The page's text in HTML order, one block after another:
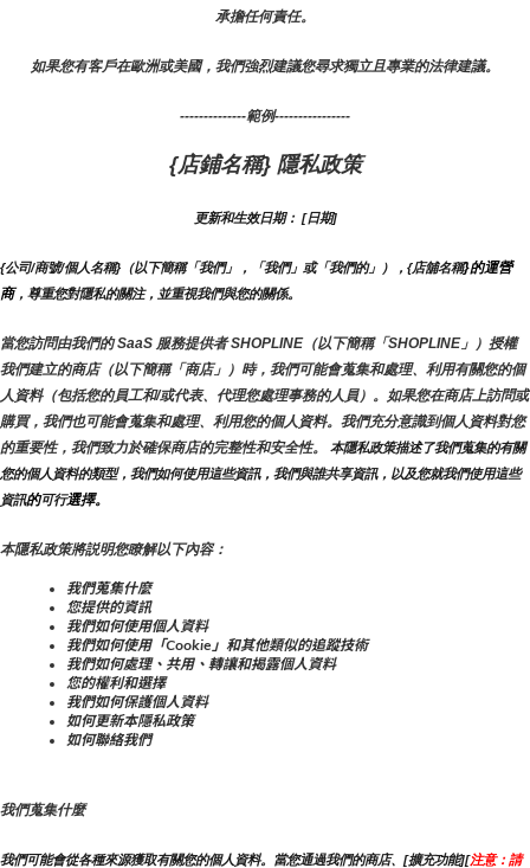
承擔任何責任。
如果您有客戶在歐洲或美國，我們強烈建議您尋求獨立且專業的法律建議。
--------------範例----------------
{店鋪名稱} 隱私政策
更新和生效日期： [日期]
{公司/商號/個人名稱}（以下簡稱「我們」，「我們」或「我們的」），{店舖名稱}的運營
商，尊重您對隱私的關注，並重視我們與您的關係。
當您訪問由我們的 SaaS 服務提供者 SHOPLINE（以下簡稱「SHOPLINE」）授權
我們建立的商店（以下簡稱「商店」）時，我們可能會蒐集和處理、利用有關您的個
人資料（包括您的員工和/或代表、代理您處理事務的人員）。如果您在商店上訪問或
購買，我們也可能會蒐集和處理、利用您的個人資料。我們充分意識到個人資料對您
的重要性，我們致力於確保商店的完整性和安全性。
本隱私政策描述了我們蒐集的有關
您的個人資料的類型，我們如何使用這些資訊，我們與誰共享資訊，以及您就我們使用這些
資訊的可行選擇。
本隱私政策將説明您瞭解以下內容：
我們蒐集什麼
您提供的資訊
我們如何使用個人資料
我們如何使用「Cookie」和其他類似的追蹤技術
我們如何處理、共用、轉讓和揭露個人資料
您的權利和選擇
我們如何保護個人資料
如何更新本隱私政策
如何聯絡我們
我們蒐集什麼
我們可能會從各種來源獲取有關您的個人資料。當您通過我們的商店、[擴充功能][注意：請